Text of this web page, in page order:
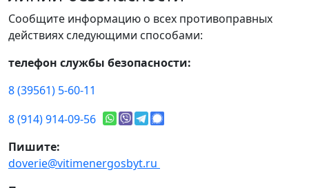
Сообщите информацию о всех противоправных
действиях следующими способами:
телефон службы безопасности:
8 (39561) 5-60-11
8 (914) 914-09-56
Пишите:
doverie@vitimenergosbyt.ru